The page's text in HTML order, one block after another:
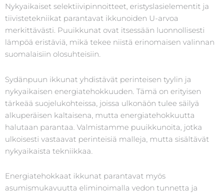
Nykyaikaiset selektiivipinnoitteet, eristyslasielementit ja
tiivistetekniikat parantavat ikkunoiden U-arvoa
merkittävästi. Puuikkunat ovat itsessään luonnollisesti
lämpöä eristäviä, mikä tekee niistä erinomaisen valinnan
suomalaisiin olosuhteisiin.
Sydänpuun ikkunat yhdistävät perinteisen tyylin ja
nykyaikaisen energiatehokkuuden. Tämä on erityisen
tärkeää suojelukohteissa, joissa ulkonäön tulee säilyä
alkuperäisen kaltaisena, mutta energiatehokkuutta
halutaan parantaa. Valmistamme puuikkunoita, jotka
ulkoisesti vastaavat perinteisiä malleja, mutta sisältävät
nykyaikaista tekniikkaa.
Energiatehokkaat ikkunat parantavat myös
asumismukavuutta eliminoimalla vedon tunnetta ja